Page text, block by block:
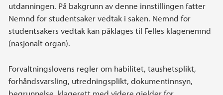
utdanningen. På bakgrunn av denne innstillingen fatter
Nemnd for studentsaker vedtak i saken. Nemnd for
studentsakers vedtak kan påklages til Felles klagenemnd
(nasjonalt organ).
Forvaltningslovens regler om habilitet, taushetsplikt,
forhåndsvarsling, utredningsplikt, dokumentinnsyn,